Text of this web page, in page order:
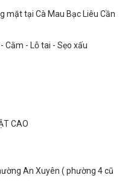
mặt tại Cà Mau Bạc Liêu Cần
Cằm - Lỗ tai - Sẹo xấu
CAO
An Xuyên ( phường 4 cũ